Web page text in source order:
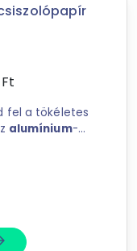
fel a tökéletes
alumínium-